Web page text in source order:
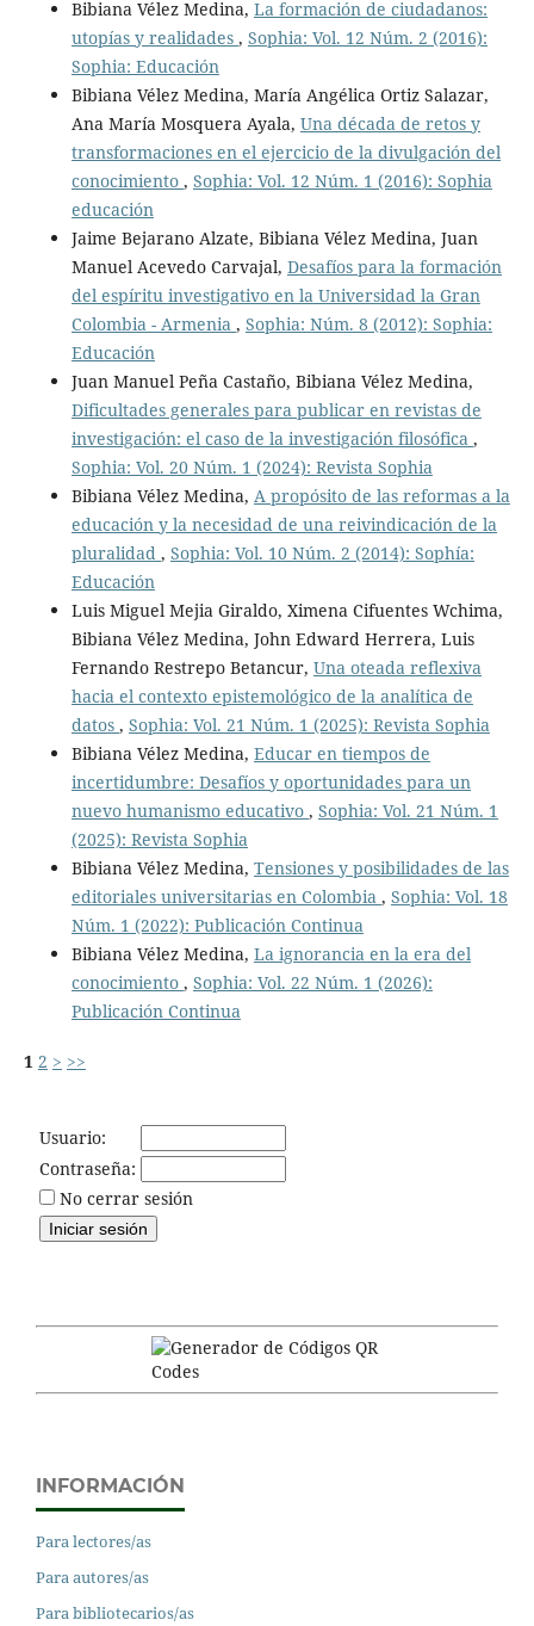
Bibiana Vélez Medina, La formación de ciudadanos:
utopías y realidades , Sophia: Vol. 12 Núm. 2 (2016):
Sophia: Educación
Bibiana Vélez Medina, María Angélica Ortiz Salazar,
Ana María Mosquera Ayala, Una década de retos y
transformaciones en el ejercicio de la divulgación del
conocimiento , Sophia: Vol. 12 Núm. 1 (2016): Sophia
educación
Jaime Bejarano Alzate, Bibiana Vélez Medina, Juan
Manuel Acevedo Carvajal, Desafíos para la formación
del espíritu investigativo en la Universidad la Gran
Colombia - Armenia , Sophia: Núm. 8 (2012): Sophia:
Educación
Juan Manuel Peña Castaño, Bibiana Vélez Medina,
Dificultades generales para publicar en revistas de
investigación: el caso de la investigación filosófica ,
Sophia: Vol. 20 Núm. 1 (2024): Revista Sophia
Bibiana Vélez Medina, A propósito de las reformas a la
educación y la necesidad de una reivindicación de la
pluralidad , Sophia: Vol. 10 Núm. 2 (2014): Sophía:
Educación
Luis Miguel Mejia Giraldo, Ximena Cifuentes Wchima,
Bibiana Vélez Medina, John Edward Herrera, Luis
Fernando Restrepo Betancur, Una oteada reflexiva
hacia el contexto epistemológico de la analítica de
datos , Sophia: Vol. 21 Núm. 1 (2025): Revista Sophia
Bibiana Vélez Medina, Educar en tiempos de
incertidumbre: Desafíos y oportunidades para un
nuevo humanismo educativo , Sophia: Vol. 21 Núm. 1
(2025): Revista Sophia
Bibiana Vélez Medina, Tensiones y posibilidades de las
editoriales universitarias en Colombia , Sophia: Vol. 18
Núm. 1 (2022): Publicación Continua
Bibiana Vélez Medina, La ignorancia en la era del
conocimiento , Sophia: Vol. 22 Núm. 1 (2026):
Publicación Continua
1 2 > >>
Usuario:
Contraseña:
No cerrar sesión
INFORMACIÓN
Para lectores/as
Para autores/as
Para bibliotecarios/as